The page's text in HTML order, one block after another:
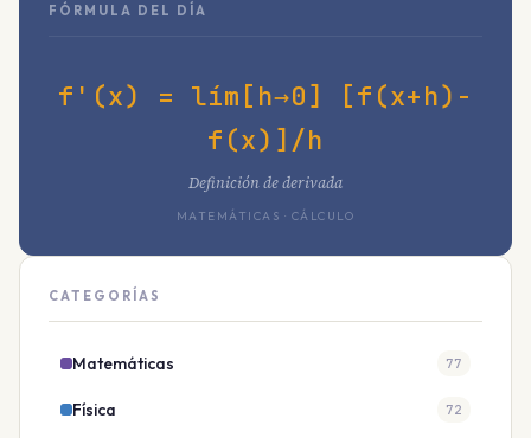
FÓRMULA DEL DÍA
f'(x) = lím[h→0] [f(x+h)-
f(x)]/h
Definición de derivada
MATEMÁTICAS · CÁLCULO
CATEGORÍAS
Matemáticas 77
Física 72